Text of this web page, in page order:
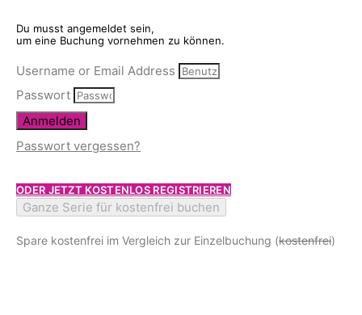
Du musst angemeldet sein,
um eine Buchung vornehmen zu können.
Username or Email Address
Passwort
Anmelden
Passwort vergessen?
ODER JETZT KOSTENLOS REGISTRIEREN
Ganze Serie für kostenfrei buchen
Spare kostenfrei im Vergleich zur Einzelbuchung (kostenfrei)